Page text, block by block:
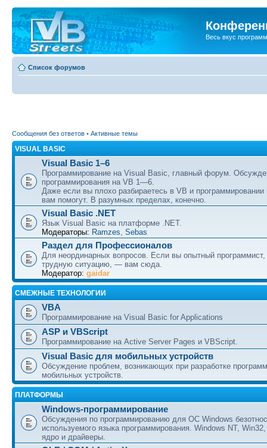
Весь вкус
Список форумов
Сообщения без ответов • Активные темы
VISUAL BASIC
Visual Basic 1–6
Программирование на Visual Basic, главный форум.
программирования на VB 1—6.
Даже если вы плохо разбираетесь в VB и
вам помогут. В разумных пределах, конечно.
Visual Basic .NET
Язык Visual Basic на платформе .NET.
Модераторы: Ramzes, Sebas
Раздел для Профессионалов
Для неординарных вопросов. Если вы опытный
трудную ситуацию, — вам сюда.
Модератор: gaidar
СМЕЖНЫЕ ТЕХНОЛОГИИ
VBA
Программирование на Visual Basic for Applications
ASP и VBScript
Программирование на Active Server Pages и VBScript.
Visual Basic для мобильных устройств
Обсуждение проблем, возникающих при разработке
мобильных устройств.
ПЛАТФОРМЫ
Windows-программирование
Обсуждения по программированию для ОС Windows
используемого языка программирования. Windows NT,
ядро и драйверы.